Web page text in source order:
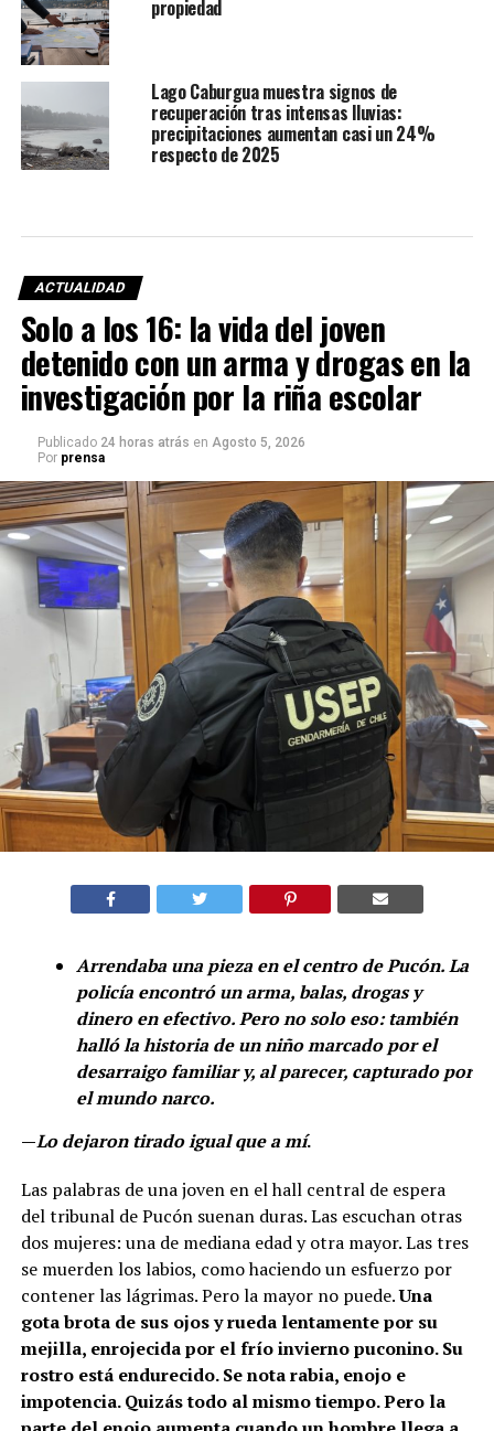
propiedad
Lago Caburgua muestra signos de
recuperación tras intensas lluvias:
precipitaciones aumentan casi un 24%
respecto de 2025
ACTUALIDAD
Solo a los 16: la vida del joven
detenido con un arma y drogas en la
investigación por la riña escolar
Publicado 24 horas atrás en Agosto 5, 2026
Por prensa
Arrendaba una pieza en el centro de Pucón. La
policía encontró un arma, balas, drogas y
dinero en efectivo. Pero no solo eso: también
halló la historia de un niño marcado por el
desarraigo familiar y, al parecer, capturado por
el mundo narco.
—Lo dejaron tirado igual que a mí.
Las palabras de una joven en el hall central de espera
del tribunal de Pucón suenan duras. Las escuchan otras
dos mujeres: una de mediana edad y otra mayor. Las tres
se muerden los labios, como haciendo un esfuerzo por
contener las lágrimas. Pero la mayor no puede.Una
gota brota de sus ojos y rueda lentamente por su
mejilla, enrojecida por el frío invierno puconino. Su
rostro está endurecido. Se nota rabia, enojo e
impotencia. Quizás todo al mismo tiempo. Pero la